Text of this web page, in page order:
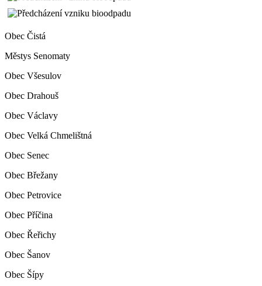
Obec Čistá
Městys Senomaty
Obec Všesulov
Obec Drahouš
Obec Václavy
Obec Velká Chmelištná
Obec Senec
Obec Břežany
Obec Petrovice
Obec Příčina
Obec Řeřichy
Obec Šanov
Obec Šípy